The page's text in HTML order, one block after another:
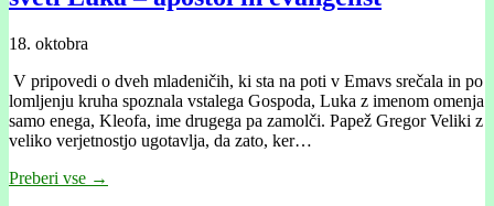
18. oktobra
V pripovedi o dveh mladeničih, ki sta na poti v Emavs srečala in po
lomljenju kruha spoznala vstalega Gospoda, Luka z imenom omenja
samo enega, Kleofa, ime drugega pa zamolči. Papež Gregor Veliki z
veliko verjetnostjo ugotavlja, da zato, ker…
Preberi vse →